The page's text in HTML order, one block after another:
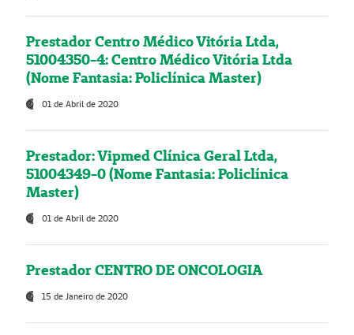
Prestador Centro Médico Vitória Ltda,
51004350-4: Centro Médico Vitória Ltda
(Nome Fantasia: Policlínica Master)
01 de Abril de 2020
Prestador: Vipmed Clínica Geral Ltda,
51004349-0 (Nome Fantasia: Policlínica
Master)
01 de Abril de 2020
Prestador CENTRO DE ONCOLOGIA
15 de Janeiro de 2020